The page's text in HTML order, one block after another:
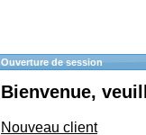
Ouverture de session
Bienvenue,
Nouveau client